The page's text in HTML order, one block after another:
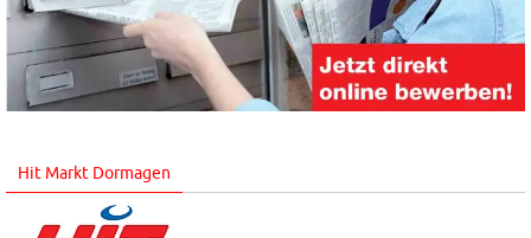
Hit Markt Dormagen